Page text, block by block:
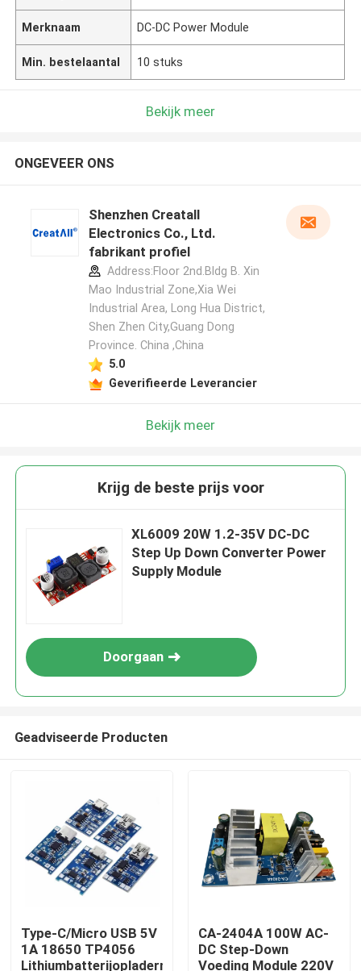
Merknaam DC-DC Power Module
Min. bestelaantal 10 stuks
Bekijk meer
ONGEVEER ONS
Shenzhen Creatall
Electronics Co., Ltd.
fabrikant profiel
Address:Floor 2nd.Bldg B. Xin
Mao Industrial Zone,Xia Wei
Industrial Area, Long Hua District,
Shen Zhen City,Guang Dong
Province. China ,China
5.0
Geverifieerde Leverancier
Bekijk meer
Krijg de beste prijs voor
XL6009 20W 1.2-35V DC-DC
Step Up Down Converter Power
Supply Module
Doorgaan
Geadviseerde Producten
Type-C/Micro USB 5V
1A 18650 TP4056
Lithiumbatterijopladermodule
CA-2404A 100W AC-
DC Step-Down
Voeding Module 220V